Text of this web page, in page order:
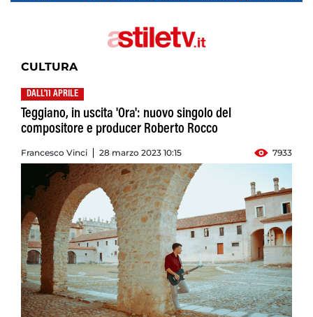
CULTURA
DALL'11 APRILE
Teggiano, in uscita 'Ora': nuovo singolo del
compositore e producer Roberto Rocco
Francesco Vinci 28 marzo 2023 10:15 7933